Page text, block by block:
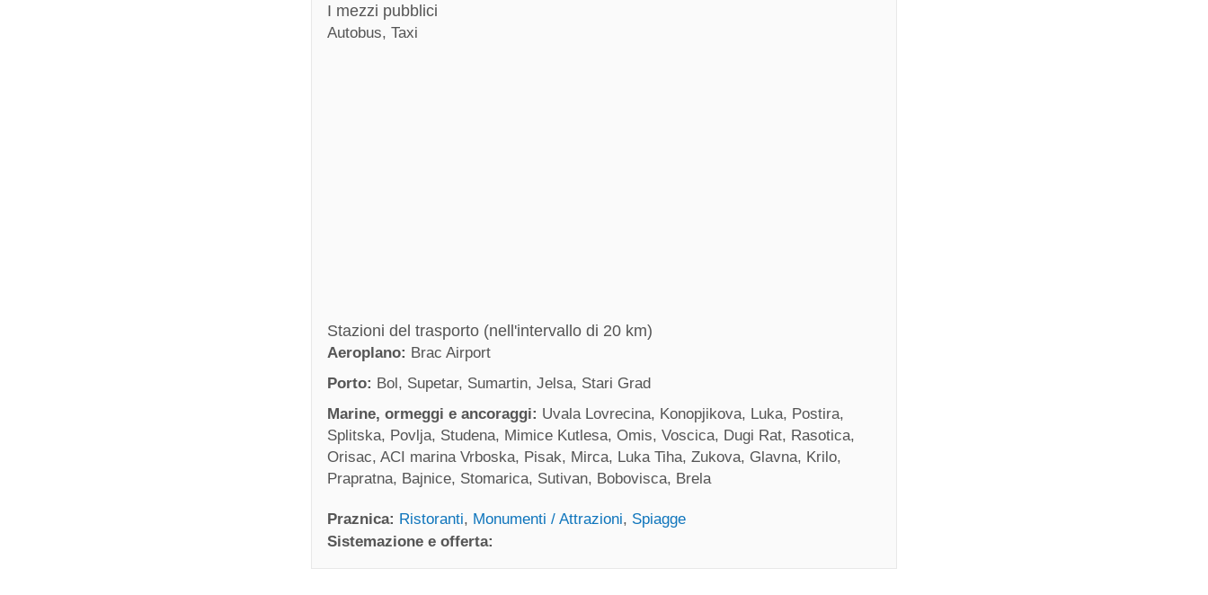
I mezzi pubblici
Autobus, Taxi
Stazioni del trasporto (nell'intervallo di 20 km)
Aeroplano: Brac Airport
Porto: Bol, Supetar, Sumartin, Jelsa, Stari Grad
Marine, ormeggi e ancoraggi: Uvala Lovrecina, Konopjikova, Luka, Postira,
Splitska, Povlja, Studena, Mimice Kutlesa, Omis, Voscica, Dugi Rat, Rasotica,
Orisac, ACI marina Vrboska, Pisak, Mirca, Luka Tiha, Zukova, Glavna, Krilo,
Prapratna, Bajnice, Stomarica, Sutivan, Bobovisca, Brela
Praznica: Ristoranti, Monumenti / Attrazioni, Spiagge
Sistemazione e offerta: